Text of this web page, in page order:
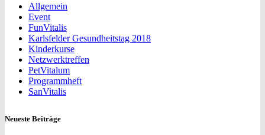
Allgemein
Event
FunVitalis
Karlsfelder Gesundheitstag 2018
Kinderkurse
Netzwerktreffen
PetVitalum
Programmheft
SanVitalis
Neueste Beiträge